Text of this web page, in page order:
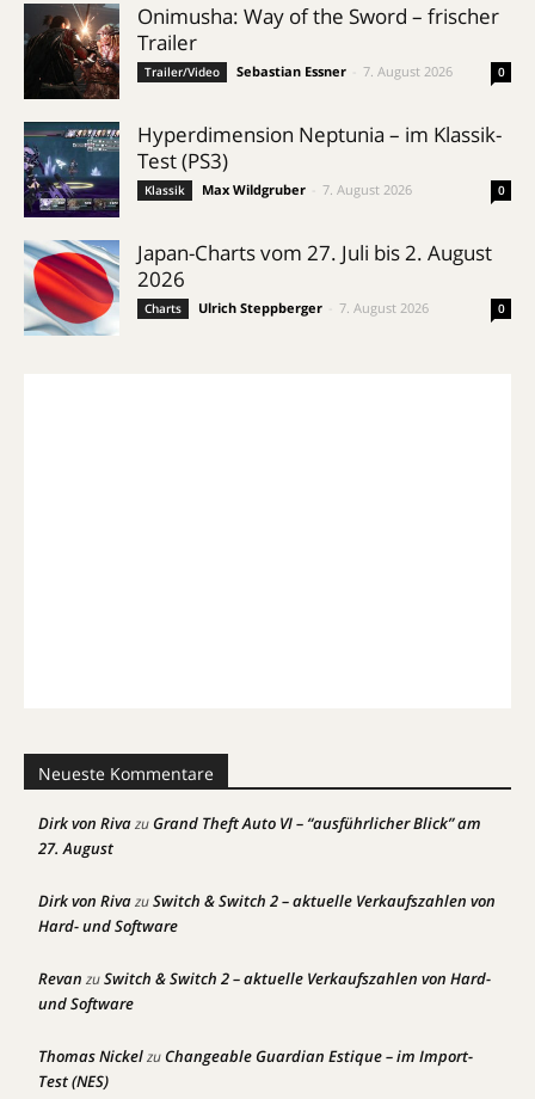
Onimusha: Way of the Sword – frischer
Trailer
Trailer/Video Sebastian Essner 7. August 2026 0
Hyperdimension Neptunia – im Klassik-
Test (PS3)
Klassik Max Wildgruber 7. August 2026 0
Japan-Charts vom 27. Juli bis 2. August
2026
Charts Ulrich Steppberger 7. August 2026 0
Neueste Kommentare
Dirk von RivazuGrand Theft Auto VI – “ausführlicher Blick” am
27. August
Dirk von RivazuSwitch & Switch 2 – aktuelle Verkaufszahlen von
Hard- und Software
Revan zuSwitch & Switch 2 – aktuelle Verkaufszahlen von Hard-
und Software
Thomas NickelzuChangeable Guardian Estique – im Import-
Test (NES)